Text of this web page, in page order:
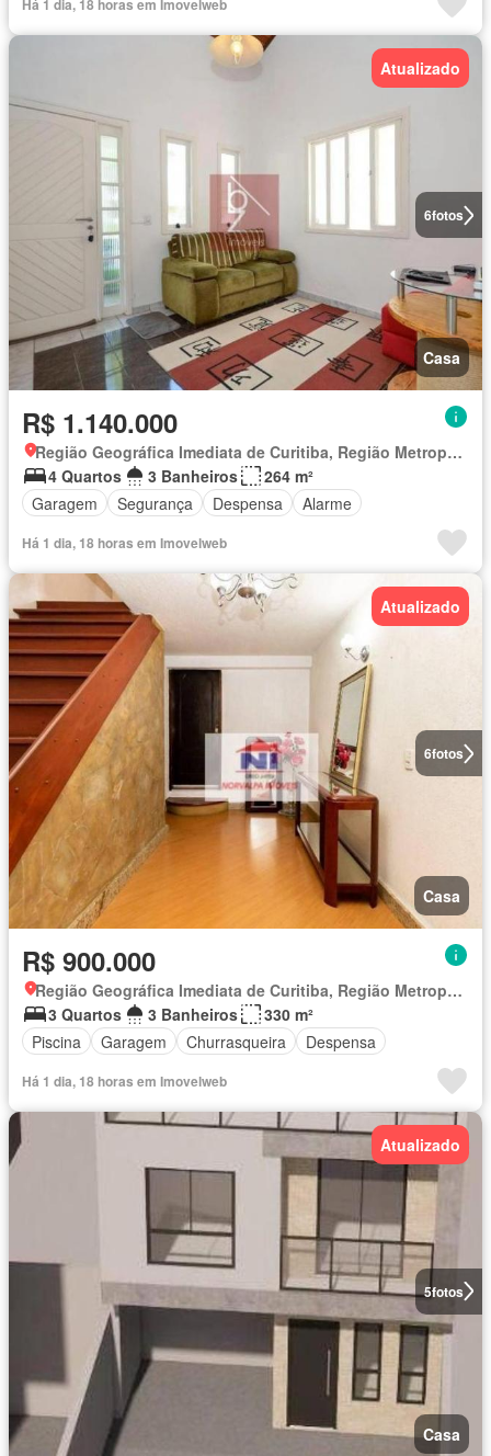
Há 1 dia, 18 horas em Imovelweb
6fotos
Atualizado
Casa
R$ 1.140.000
Região Geográfica Imediata de Curitiba, Região Metropolitana de Curitiba
4 Quartos
3 Banheiros
264 m²
Garagem
Segurança Despensa Alarme
Há 1 dia, 18 horas em Imovelweb
6fotos
Atualizado
Casa
R$ 900.000
Região Geográfica Imediata de Curitiba, Região Metropolitana de Curitiba
3 Quartos
3 Banheiros
330 m²
Piscina
Garagem Churrasqueira Despensa
Há 1 dia, 18 horas em Imovelweb
5fotos
Atualizado
Casa